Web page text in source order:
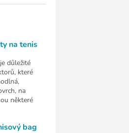
na tenis
důležité
které
na
některé
bag